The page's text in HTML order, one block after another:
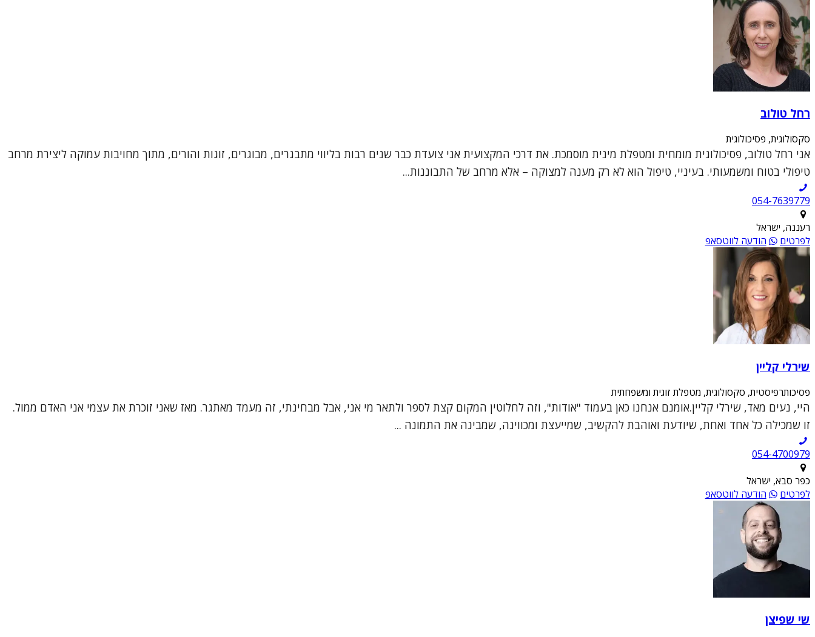
רחל טולוב
סקסולוגית, פסיכולוגית
אני רחל טולוב, פסיכולוגית מומחית ומטפלת מינית מוסמכת. את דרכי המקצועית אני צועדת כבר שנים רבות בליווי מתבגרים, מבוגרים, זוגות והורים, מתוך מחויבות עמוקה ליצירת מרחב
טיפולי בטוח ומשמעותי. בעיניי, טיפול הוא לא רק מענה למצוקה – אלא מרחב של התבוננות...
054-7639779
רעננה, ישראל
לפרטים
הודעה לווטסאפ
שירלי קליין
פסיכותרפיסטית, סקסולוגית, מטפלת זוגית ומשפחתית
היי, נעים מאד, שירלי קליין.אומנם אנחנו כאן בעמוד "אודות", וזה לחלוטין המקום קצת לספר ולתאר מי אני, אבל מבחינתי, זה מעמד מאתגר. מאז שאני זוכרת את עצמי אני האדם ממול.
זו שמכילה כל אחד ואחת, שיודעת ואוהבת להקשיב, שמייעצת ומכווינה, שמבינה את התמונה ...
054-4700979
כפר סבא, ישראל
לפרטים
הודעה לווטסאפ
שי שפיצן